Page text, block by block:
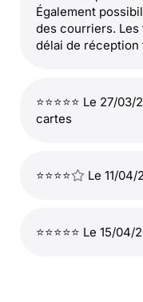
Également
des courriers. Les
délai de réception
⭐⭐⭐⭐⭐ Le 27/
cartes
⭐⭐⭐⭐ Le 11/
⭐⭐⭐⭐⭐ Le 15/